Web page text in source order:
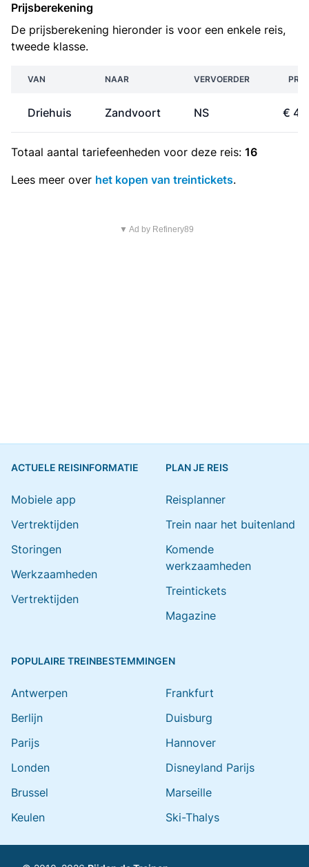
Prijsberekening
De prijsberekening hieronder is voor een enkele reis,
tweede klasse.
VAN NAAR VERVOERDER
Driehuis Zandvoort NS €
Totaal aantal tariefeenheden voor deze reis: 16
Lees meer over het kopen van treintickets.
▼ Ad by Refinery89
ACTUELE REISINFORMATIE
Mobiele app
Vertrektijden
Storingen
Werkzaamheden
Vertrektijden
PLAN JE REIS
Reisplanner
Trein naar het buitenland
Komende
werkzaamheden
Treintickets
Magazine
POPULAIRE TREINBESTEMMINGEN
Antwerpen
Berlijn
Parijs
Londen
Brussel
Keulen
Frankfurt
Duisburg
Hannover
Disneyland Parijs
Marseille
Ski-Thalys